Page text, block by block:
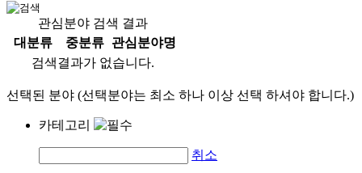
관심분야 검색 결과
대분류
중분류
관심분야명
검색결과가 없습니다.
선택된 분야 (선택분야는 최소 하나 이상 선택 하셔야 합니다.)
카테고리
취소